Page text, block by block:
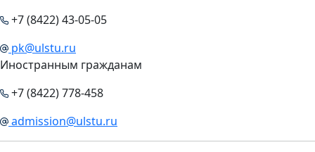
+7 (8422) 43-05-05
pk@ulstu.ru
Иностранным гражданам
+7 (8422) 778-458
admission@ulstu.ru